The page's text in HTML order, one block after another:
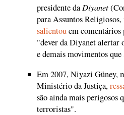
presidente da Diyanet
para Assuntos
salientouem
"dever da Diyanet alertar
e demais movimentos que
Em 2007, Niyazi Güney,
Ministério da Justiça,
são ainda mais perigosos
terroristas".